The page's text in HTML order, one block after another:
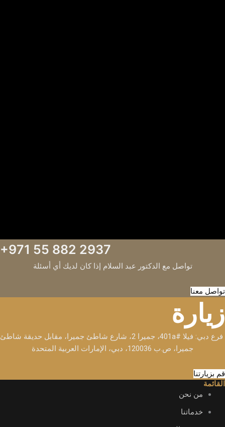
+971 55 882 2937
تواصل مع الدكتور عبد السلام إذا كان لديك أي أسئلة
تواصل معنا
زيارة
فرع دبي: فيلا #401a، جميرا 2، شارع شاطئ جميرا، مقابل حديقة شاطئ
جميرا، ص.ب 120036، دبي، الإمارات العربية المتحدة
قم بزيارتنا
القائمة
من نحن
خدماتنا